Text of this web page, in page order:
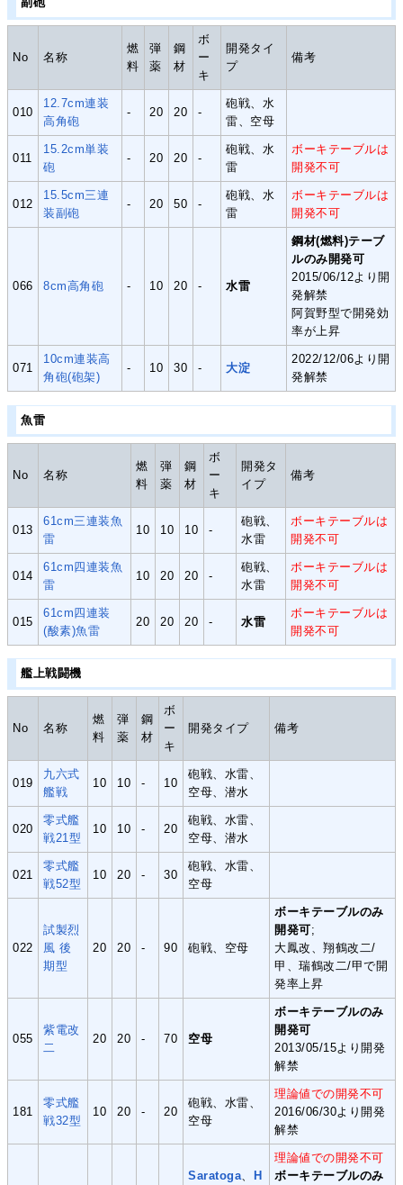
副砲
No 名称
燃
料
弾
薬
鋼
材
ボ
ー
キ
開発タイ
プ
備考
010
12.7cm連装
高角砲
- 20 20 -
砲戦、水
雷、空母
011
15.2cm単装
砲
- 20 20 -
砲戦、水
雷
ボーキテーブルは
開発不可
012
15.5cm三連
装副砲
- 20 50 -
砲戦、水
雷
ボーキテーブルは
開発不可
066 8cm高角砲 - 10 20 - 水雷
鋼材(燃料)テーブ
ルのみ開発可
2015/06/12より開
発解禁
阿賀野型で開発効
率が上昇
071
10cm連装高
角砲(砲架)
- 10 30 - 大淀
2022/12/06より開
発解禁
魚雷
No 名称
燃
料
弾
薬
鋼
材
ボ
ー
キ
開発タ
イプ
備考
013
61cm三連装魚
雷
10 10 10 -
砲戦、
水雷
ボーキテーブルは
開発不可
014
61cm四連装魚
雷
10 20 20 -
砲戦、
水雷
ボーキテーブルは
開発不可
015
61cm四連装
(酸素)魚雷
20 20 20 - 水雷
ボーキテーブルは
開発不可
艦上戦闘機
No 名称
燃
料
弾
薬
鋼
材
ボ
ー
キ
開発タイプ 備考
019
九六式
艦戦
10 10 - 10
砲戦、水雷、
空母、潜水
020
零式艦
戦21型
10 10 - 20
砲戦、水雷、
空母、潜水
021
零式艦
戦52型
10 20 - 30
砲戦、水雷、
空母
022
試製烈
風 後
期型
20 20 - 90 砲戦、空母
ボーキテーブルのみ
開発可;
大鳳改、翔鶴改二/
甲、瑞鶴改二/甲で開
発率上昇
055
紫電改
二
20 20 - 70 空母
ボーキテーブルのみ
開発可
2013/05/15より開発
解禁
181
零式艦
戦32型
10 20 - 20
砲戦、水雷、
空母
理論値での開発不可
2016/06/30より開発
解禁
Saratoga
H
理論値での開発不可
ボーキテーブルのみ